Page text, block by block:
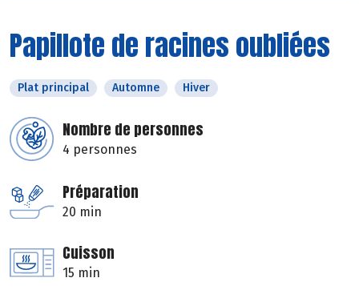
Papillote de racines oubliées
Plat principal Automne Hiver
Nombre de personnes
4 personnes
Préparation
20 min
Cuisson
15 min